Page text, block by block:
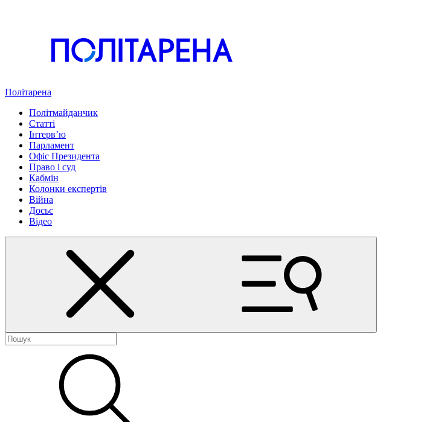
Політарена
Політмайданчик
Статті
Інтервʼю
Парламент
Офіс Президента
Право і суд
Кабмін
Колонки експертів
Війна
Досьє
Відео